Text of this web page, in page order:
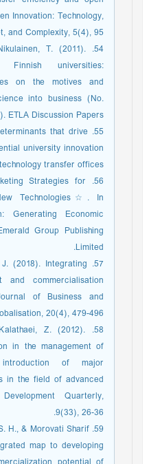
Innovation: Technology,
and Complexity, 5(4), 95.‏
T. (2011).
Finnish universities:
on the motives and
into business (No.
ETLA Discussion Papers.
that drive
university innovation
transfer offices.
Strategies for
Technologies☆. In
Generating Economic
Group Publishing
Limited.
J. (2018). Integrating
and commercialisation
of Business and
20(4), 479-496.
Z. (2012).
in the management of
of major
in the field of advanced
Quarterly,
9(33), 26-36.
S. H., & Morovati Sharif
map to developing